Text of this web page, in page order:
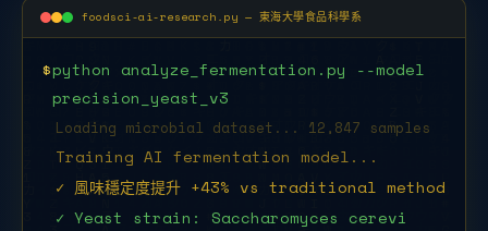
foodsci-ai-research.py — 東海大學食品科學系
$python analyze_fermentation.py --model
precision_yeast_v3
Loading microbial dataset... 12,847 samples
Training AI fermentation model...
✓ 風味穩定度提升 +43% vs traditional method
✓ Yeast strain: Saccharomyces